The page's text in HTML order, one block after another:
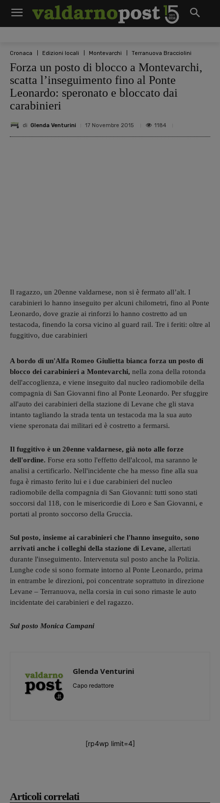
Cronaca Edizioni locali Montevarchi Terranuova Bracciolini
Forza un posto di blocco a Montevarchi,
scatta l’inseguimento fino al Ponte
Leonardo: speronato e bloccato dai
carabinieri
di Glenda Venturini 17 Novembre 2015 1184
Articoli correlati
Il ragazzo, un 20enne valdarnese, non si è fermato all’alt. I
carabinieri lo hanno inseguito per alcuni chilometri, fino al Ponte
Leonardo, dove grazie ai rinforzi lo hanno costretto ad un
testacoda, finendo la corsa vicino al guard rail. Tre i feriti: oltre al
fuggitivo, due carabinieri
A bordo di un'Alfa Romeo Giulietta bianca forza un posto di
blocco dei carabinieri a Montevarchi, nella zona della rotonda
dell'accoglienza, e viene inseguito dal nucleo radiomobile della
compagnia di San Giovanni fino al Ponte Leonardo. Per sfuggire
all'auto dei carabinieri della stazione di Levane che gli stava
intanto tagliando la strada tenta un testacoda ma la sua auto
viene speronata dai militari ed è costretto a fermarsi.
Il fuggitivo è un 20enne valdarnese, già noto alle forze
dell'ordine. Forse era sotto l'effetto dell'alcool, ma saranno le
analisi a certificarlo. Nell'incidente che ha messo fine alla sua
fuga è rimasto ferito lui e i due carabinieri del nucleo
radiomobile della compagnia di San Giovanni: tutti sono stati
soccorsi dal 118, con le misericordie di Loro e San Giovanni, e
portati al pronto soccorso della Gruccia.
Sul posto, insieme ai carabinieri che l'hanno inseguito, sono
arrivati anche i colleghi della stazione di Levane, allertati
durante l'inseguimento. Intervenuta sul posto anche la Polizia.
Lunghe code si sono formate intorno al Ponte Leonardo, prima
in entrambe le direzioni, poi concentrate soprattuto in direzione
Levane – Terranuova, nella corsia in cui sono rimaste le auto
incidentate dei carabinieri e del ragazzo.
Sul posto Monica Campani
Glenda Venturini
Capo redattore
[rp4wp limit=4]